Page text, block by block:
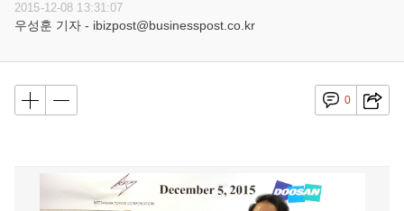
2015-12-08 13:31:07
우성훈 기자 - ibizpost@businesspost.co.kr
0